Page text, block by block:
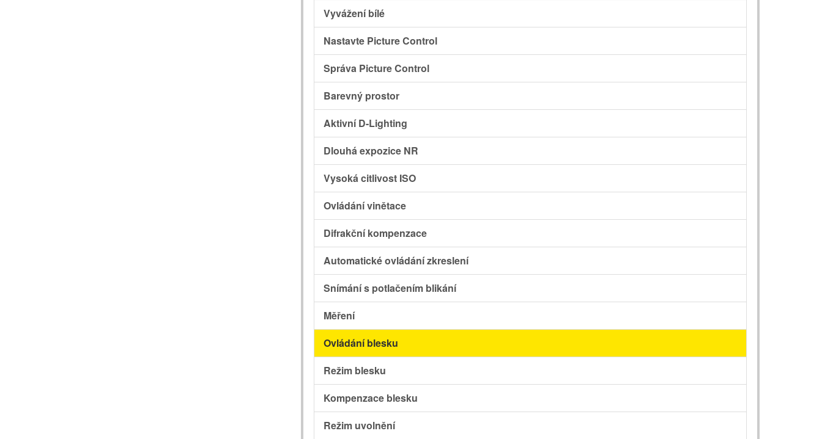
Vyvážení bílé
Nastavte Picture Control
Správa Picture Control
Barevný prostor
Aktivní D-Lighting
Dlouhá expozice NR
Vysoká citlivost ISO
Ovládání vinětace
Difrakční kompenzace
Automatické ovládání zkreslení
Snímání s potlačením blikání
Měření
Ovládání blesku
Režim blesku
Kompenzace blesku
Režim uvolnění